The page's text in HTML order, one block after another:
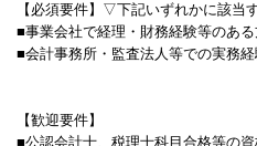
【必須要件】▽下記いずれかに該当
■事業会社で経理・財務経験等のあ
■会計事務所・監査法人等での実務
【歓迎要件】
■公認会計士、税理士科目合格等の